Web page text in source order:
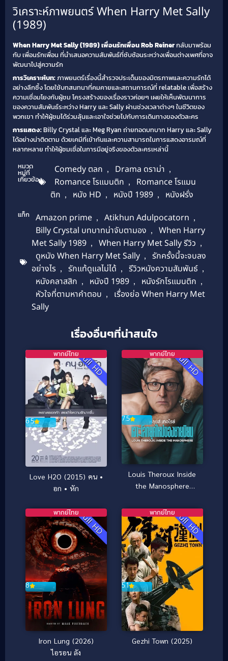
วิเคราะห์ภาพยนตร์ When Harry Met Sally
(1989)
When Harry Met Sally (1989) เพื่อนรักเพื่อนRob Reinerกลับมาพร้อม
กับ เพื่อนรักเพื่อน ที่นำเสนอความสัมพันธ์ที่ซับซ้อนระหว่างเพื่อนต่างเพศที่อาจ
พัฒนาไปสู่ความรัก
การวิเคราะห์บท:ภาพยนตร์เรื่องนี้สำรวจประเด็นของมิตรภาพและความรักได้
อย่างลึกซึ้ง โดยใช้บทสนทนาที่คมคายและสถานการณ์ที่ relatable เพื่อสร้าง
ความเชื่อมโยงกับผู้ชม โครงสร้างของเรื่องราวค่อยๆ เผยให้เห็นพัฒนาการ
ของความสัมพันธ์ระหว่าง Harry และ Sally ผ่านช่วงเวลาต่างๆ ในชีวิตของ
พวกเขา ทำให้ผู้ชมได้ร่วมลุ้นและเอาใจช่วยไปกับการเดินทางของตัวละคร
การแสดง:Billy Crystal และ Meg Ryan ถ่ายทอดบทบาท Harry และ Sally
ได้อย่างน่าติดตาม ด้วยเคมีที่เข้ากันและความสามารถในการแสดงอารมณ์ที่
หลากหลาย ทำให้ผู้ชมเชื่อในการมีอยู่จริงของตัวละครเหล่านี้
หมวด
หมู่ที่
เกี่ยวข้อง
Comedy ตลก , Drama ดราม่า ,
Romance โรแมนติก ,
Romance โรแมน
ติก , หนัง HD , หนังปี 1989 , หนังฝรั่ง
แท็ก Amazon prime , Atikhun Adulpocatorn ,
Billy Crystal บทบาทน่าจับตามอง ,
When Harry
Met Sally 1989 , When Harry Met Sally รีวิว ,
ดูหนัง When Harry Met Sally ,
รักครั้งนี้จะจบลง
อย่างไร , รักแท้ดูแลไม่ได้ , รีวิวหนังความสัมพันธ์ ,
หนังคลาสสิก , หนังปี 1989 , หนังรักโรแมนติก ,
หัวใจที่ตามหาคำตอบ ,
เรื่องย่อ When Harry Met
Sally
เรื่องอื่นๆที่น่าสนใจ
Full HD
6.5
พากย์ไทย
Love H2O (2015) คน •
อก • หัก
Full HD
7.5
พากย์ไทย
Louis Theroux Inside
the Manosphere
เจาะโลกยุคใหม่ของชาย
Full HD
8
พากย์ไทย
Iron Lung (2026)
ไอรอน ลัง
Full HD
5.1
พากย์ไทย
Gezhi Town (2025)